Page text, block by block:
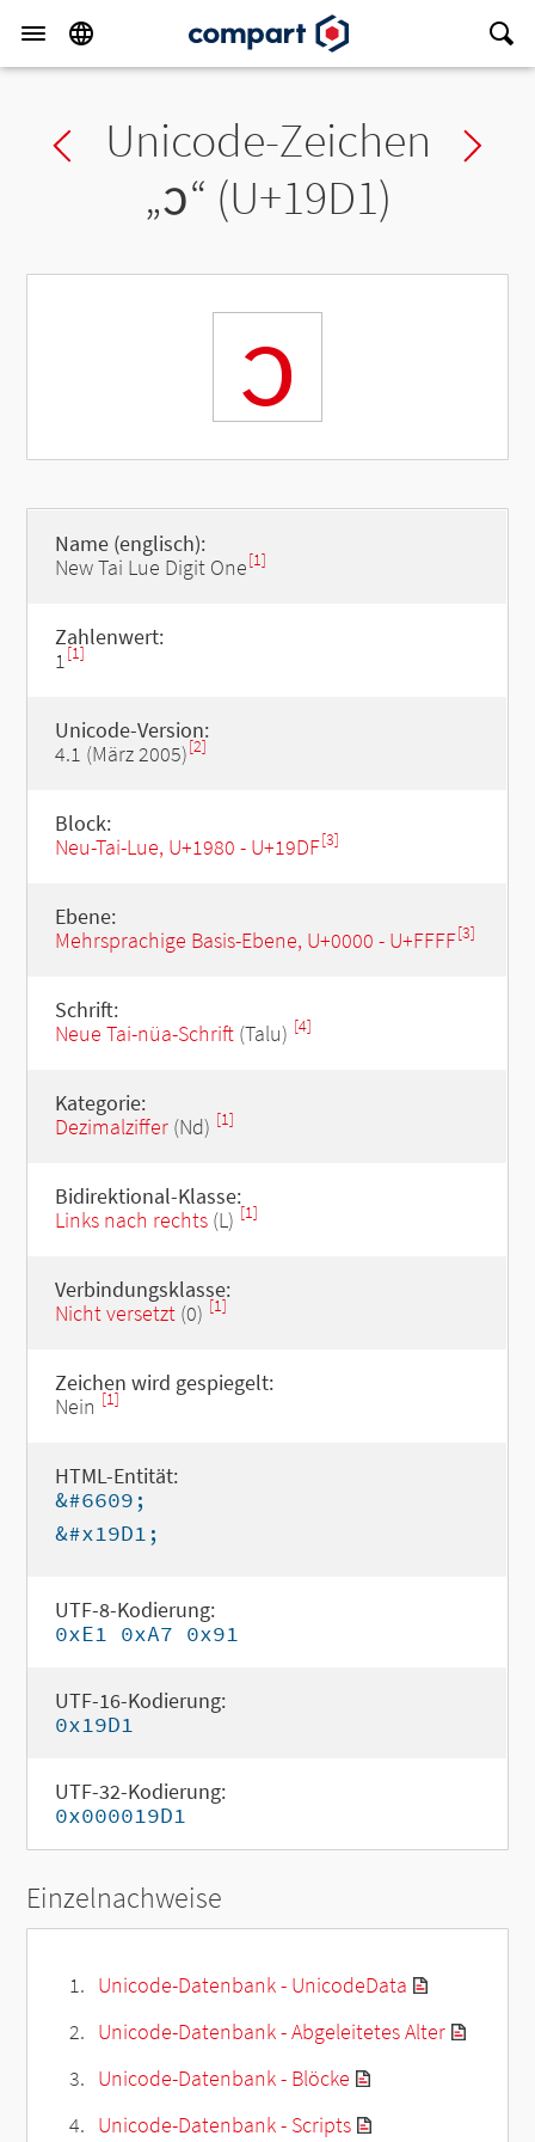
Previous char
Unicode-Zeichen
„᧑“ (U+19D1)
᧑
Name (englisch):
New Tai Lue Digit One[1]
Zahlenwert:
1[1]
Unicode-Version:
4.1 (März 2005)[2]
Block:
Neu-Tai-Lue, U+1980 - U+19DF[3]
Ebene:
Mehrsprachige Basis-Ebene, U+0000 - U+FFFF[3]
Schrift:
Neue Tai-nüa-Schrift(Talu) [4]
Kategorie:
Dezimalziffer(Nd) [1]
Bidirektional-Klasse:
Links nach rechts(L) [1]
Verbindungsklasse:
Nicht versetzt(0) [1]
Zeichen wird gespiegelt:
Nein [1]
HTML-Entität:
&#6609;
&#x19D1;
UTF-8-Kodierung:
0xE1 0xA7 0x91
UTF-16-Kodierung:
0x19D1
UTF-32-Kodierung:
0x000019D1
Einzelnachweise
Unicode-Datenbank - UnicodeData
Unicode-Datenbank - Abgeleitetes Alter
Unicode-Datenbank - Blöcke
Unicode-Datenbank - Scripts